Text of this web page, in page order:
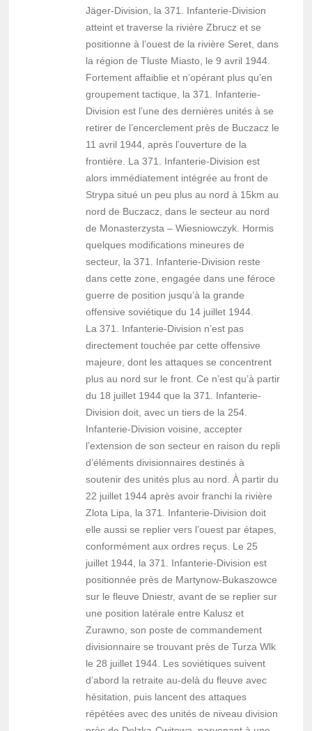
Jäger-Division, la 371. Infanterie-Division
atteint et traverse la rivière Zbrucz et se
positionne à l’ouest de la rivière Seret, dans
la région de Tluste Miasto, le 9 avril 1944.
Fortement affaiblie et n’opérant plus qu’en
groupement tactique, la 371. Infanterie-
Division est l’une des dernières unités à se
retirer de l’encerclement près de Buczacz le
11 avril 1944, après l’ouverture de la
frontière. La 371. Infanterie-Division est
alors immédiatement intégrée au front de
Strypa situé un peu plus au nord à 15km au
nord de Buczacz, dans le secteur au nord
de Monasterzysta – Wiesniowczyk. Hormis
quelques modifications mineures de
secteur, la 371. Infanterie-Division reste
dans cette zone, engagée dans une féroce
guerre de position jusqu’à la grande
offensive soviétique du 14 juillet 1944.
La 371. Infanterie-Division n’est pas
directement touchée par cette offensive
majeure, dont les attaques se concentrent
plus au nord sur le front. Ce n’est qu’à partir
du 18 juillet 1944 que la 371. Infanterie-
Division doit, avec un tiers de la 254.
Infanterie-Division voisine, accepter
l’extension de son secteur en raison du repli
d’éléments divisionnaires destinés à
soutenir des unités plus au nord. À partir du
22 juillet 1944 après avoir franchi la rivière
Zlota Lipa, la 371. Infanterie-Division doit
elle aussi se replier vers l’ouest par étapes,
conformément aux ordres reçus. Le 25
juillet 1944, la 371. Infanterie-Division est
positionnée près de Martynow-Bukaszowce
sur le fleuve Dniestr, avant de se replier sur
une position latérale entre Kalusz et
Zurawno, son poste de commandement
divisionnaire se trouvant près de Turza Wlk
le 28 juillet 1944. Les soviétiques suivent
d’abord la retraite au-delà du fleuve avec
hésitation, puis lancent des attaques
répétées avec des unités de niveau division